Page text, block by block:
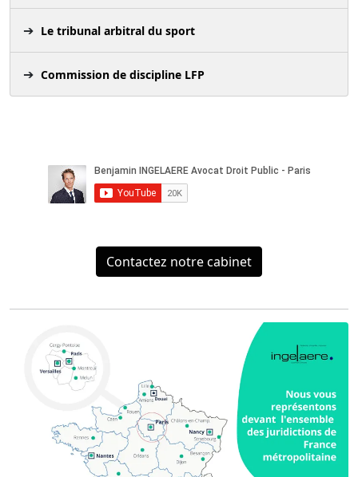
Le tribunal arbitral du sport
Commission de discipline LFP
Contactez notre cabinet